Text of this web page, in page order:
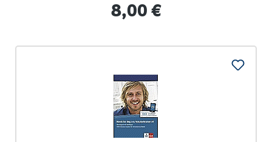
Regulärer Preis:
8,00 €